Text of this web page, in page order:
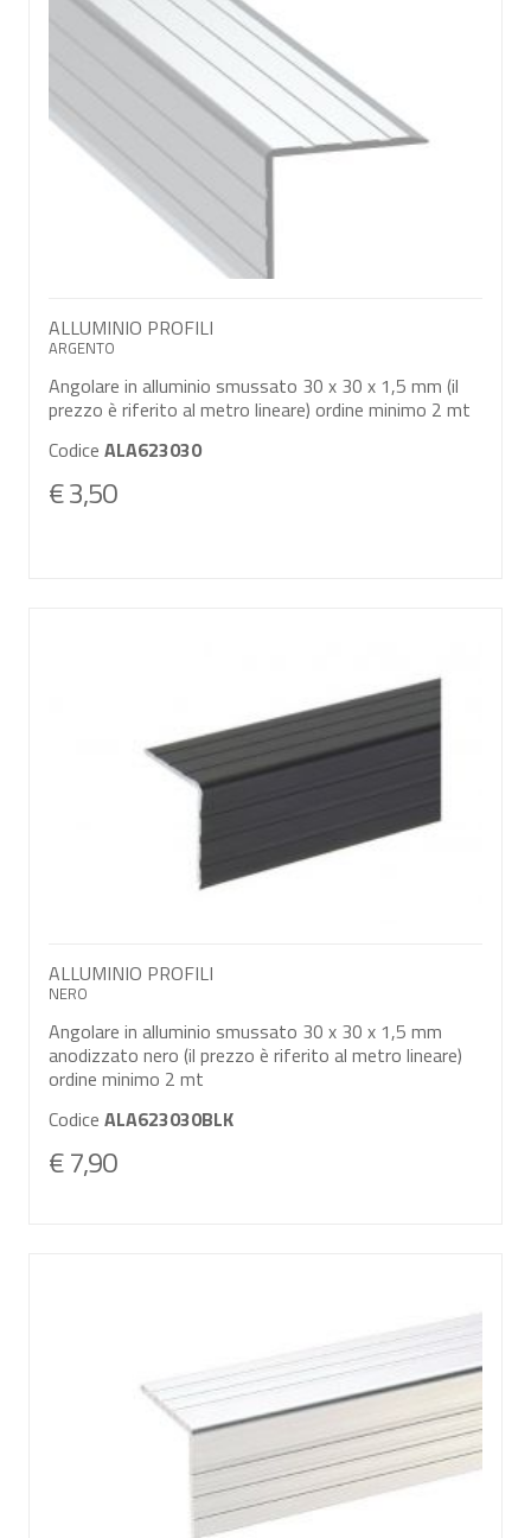
ALLUMINIO PROFILI
ARGENTO
Angolare in alluminio smussato 30 x 30 x 1,5 mm (il
prezzo è riferito al metro lineare) ordine minimo 2 mt
Codice ALA623030
€ 3,50
ALLUMINIO PROFILI
NERO
Angolare in alluminio smussato 30 x 30 x 1,5 mm
anodizzato nero (il prezzo è riferito al metro lineare)
ordine minimo 2 mt
Codice ALA623030BLK
€ 7,90